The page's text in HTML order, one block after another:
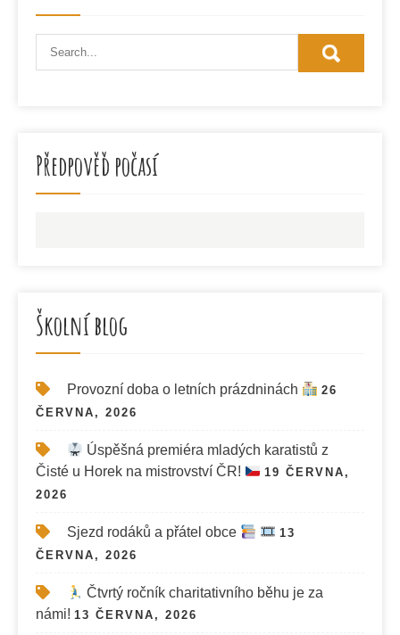
Předpověď počasí
Školní blog
Provozní doba o letních prázdninách
26
ČERVNA, 2026
Úspěšná premiéra mladých karatistů z
Čisté u Horek na mistrovství ČR!
19 ČERVNA,
2026
Sjezd rodáků a přátel obce
13
ČERVNA, 2026
Čtvrtý ročník charitativního běhu je za
námi! 13 ČERVNA, 2026